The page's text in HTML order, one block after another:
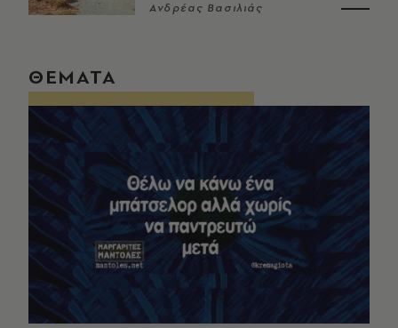
Ανδρέας Βασιλιάς
ΘΕΜΑΤΑ